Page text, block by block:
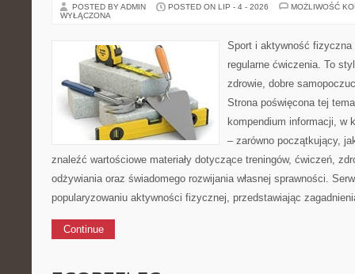
POSTED BY ADMIN POSTED ON LIP - 4 - 2026
MOŻLIWOŚĆ
WYŁĄCZONA
Sport i aktywność
regularne ćwiczenia. To
zdrowie, dobre
Strona poświęcona tej
kompendium informacji, w
– zarówno początkujący,
znaleźć wartościowe materiały dotyczące treningów, ćwiczeń,
odżywiania oraz świadomego rozwijania własnej sprawności.
popularyzowaniu aktywności fizycznej, przedstawiając
Continue